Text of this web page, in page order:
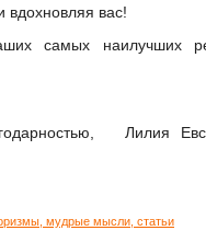
вдохновляя вас!
самых наилучших
Лилия
мудрые мысли, статьи